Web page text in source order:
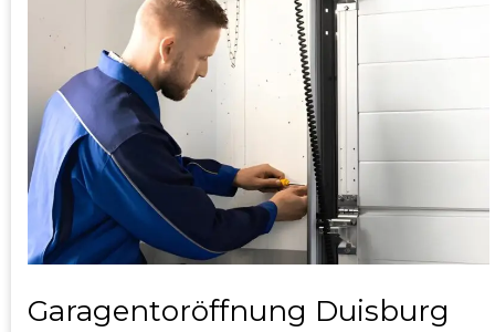
Garagentoröffnung Duisburg